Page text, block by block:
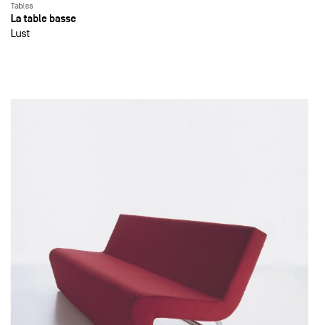
Tables
La table basse
Lust